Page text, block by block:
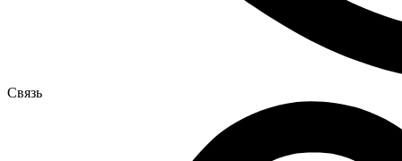
Связь